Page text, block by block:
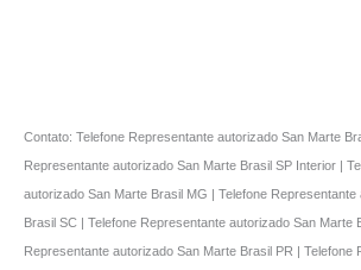
Contato: Telefone Representante autorizado San Marte
Representante autorizado San Marte Brasil SP Interior |
autorizado San Marte Brasil MG | Telefone
Brasil SC | Telefone Representante autorizado San Marte
Representante autorizado San Marte Brasil PR | Telefone